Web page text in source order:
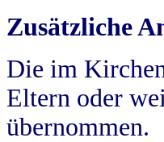
Zusätzliche
Die im
Eltern oder
übernommen.